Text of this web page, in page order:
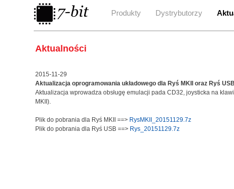
Produkty Dystrybutorzy
Aktualności
2015-11-29
Aktualizacja oprogramowania układowego dla Ryś MKII oraz Ryś USB
Aktualizacja wprowadza obsługę emulacji pada CD32, joysticka na
MKII).
Plik do pobrania dla Ryś MKII ==> RysMKII_20151129.7z
Plik do pobrania dla Ryś USB ==> Rys_20151129.7z